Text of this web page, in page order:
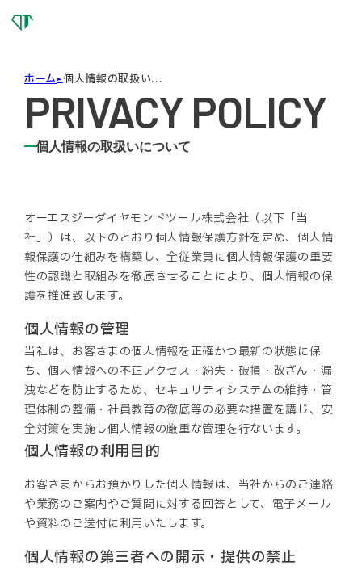
ホーム 個人情報の取扱い...
PRIVACY POLICY
個人情報の取扱いについて
オーエスジーダイヤモンドツール株式会社（以下「当
社」）は、以下のとおり個人情報保護方針を定め、個人情
報保護の仕組みを構築し、全従業員に個人情報保護の重要
性の認識と取組みを徹底させることにより、個人情報の保
護を推進致します。
個人情報の管理
当社は、お客さまの個人情報を正確かつ最新の状態に保
ち、個人情報への不正アクセス・紛失・破損・改ざん・漏
洩などを防止するため、セキュリティシステムの維持・管
理体制の整備・社員教育の徹底等の必要な措置を講じ、安
全対策を実施し個人情報の厳重な管理を行ないます。
個人情報の利用目的
お客さまからお預かりした個人情報は、当社からのご連絡
や業務のご案内やご質問に対する回答として、電子メール
や資料のご送付に利用いたします。
個人情報の第三者への開示・提供の禁止